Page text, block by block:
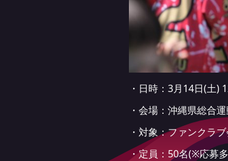
・日時：3月14日(土)
・会場：沖縄県総合
・対象：ファンクラ
・定員：50名(※応募